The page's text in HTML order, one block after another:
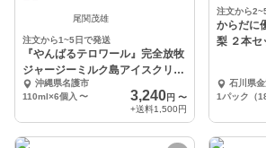
尾関茂雄
注文から1~5日で発送
『やんばるテロワール』完全放牧
ジャージーミルク島アイスクリー
ム（ミルク味)
沖縄県名護市
110ml×6個入 〜 3,240円 〜
+送料1,500円
注文から
からだに
梨 ２本セ
石川県
1パック（